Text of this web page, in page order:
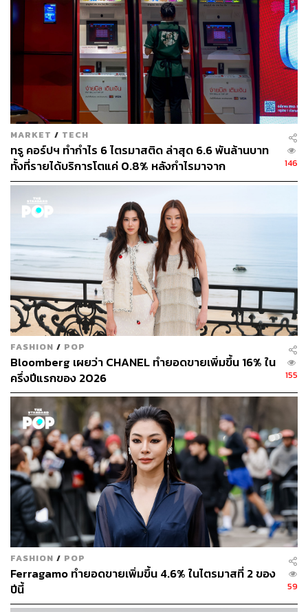
ด้านความเคลื่อนไหวราคาหุ้นวันนี้ (9 สิงหาคม) ราคาซื้อ
ขายอยู่ที่ 28 บาท เพิ่มขึ้น 0.75 บาท จากวันก่อนหน้า หรือคิด
เป็นการปรับตัวเพิ่มขึ้น 2.75% แต่หากเทียบจากราคาต้นปีจน
ปัจจุบัน ราคาหุ้นปรับตัวลดลงมาแล้ว 19.85%
สามารถติดตาม THE STANDARD WEALTH
ผ่านแอปพลิเคชันต่างๆ ที่คุณสะดวกหรือใช้งานอยู่แล้วได้เลย
TAGS: ผลประกอบการ
COM7
บริษัท คอมเซเว่น จำกัด (มหาชน)
248
ABOUT THE AUTHOR
สกุลชัย เก่งอนันตานนท์
Content Creator สำนักข่าว THE
STANDARD WEALTH
MARKET / TECH
ทรู คอร์ปฯ ทำกำไร 6 ไตรมาสติด ล่าสุด 6.6 พันล้านบาท
ทั้งที่รายได้บริการโตแค่ 0.8% หลังกำไรมาจาก
ประสิทธิภาพและใบอนุญาตคลื่น ไม่ใช่การขยายรายได้
146
FASHION / POP
Bloomberg เผยว่า CHANEL ทำยอดขายเพิ่มขึ้น 16% ใน
ครึ่งปีแรกของ 2026
155
FASHION / POP
Ferragamo ทำยอดขายเพิ่มขึ้น 4.6% ในไตรมาสที่ 2 ของ
ปีนี้
59